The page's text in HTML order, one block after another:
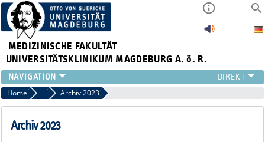
MEDIZINISCHE FAKULTÄT
UNIVERSITÄTSKLINIKUM MAGDEBURG A. ö. R.
INSTITUTE
KLINIKEN
ZENTRALE EINRICHTUNGEN
Home Archiv Pressemitteilungen
Archiv 2023
Archiv 2023